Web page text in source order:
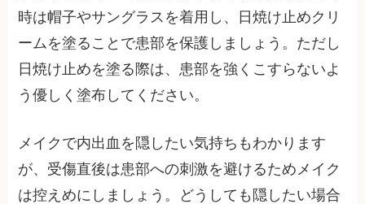
時は帽子やサングラスを着用し、日焼け止めクリ
ームを塗ることで患部を保護しましょう。ただし
日焼け止めを塗る際は、患部を強くこすらないよ
う優しく塗布してください。
メイクで内出血を隠したい気持ちもわかります
が、受傷直後は患部への刺激を避けるためメイク
は控えめにしましょう。どうしても隠したい場合